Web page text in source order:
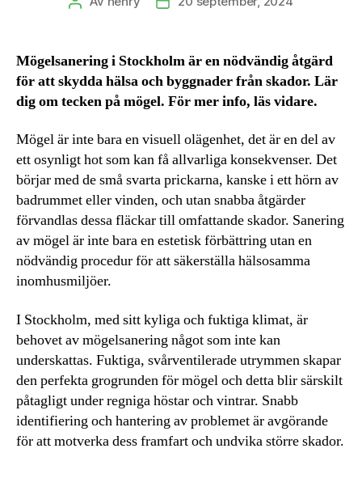
Mögelsanering i Stockholm är en nödvändig åtgärd
för att skydda hälsa och byggnader från skador. Lär
dig om tecken på mögel. För mer info, läs vidare.
Mögel är inte bara en visuell olägenhet, det är en del av
ett osynligt hot som kan få allvarliga konsekvenser. Det
börjar med de små svarta prickarna, kanske i ett hörn av
badrummet eller vinden, och utan snabba åtgärder
förvandlas dessa fläckar till omfattande skador. Sanering
av mögel är inte bara en estetisk förbättring utan en
nödvändig procedur för att säkerställa hälsosamma
inomhusmiljöer.
I Stockholm, med sitt kyliga och fuktiga klimat, är
behovet av mögelsanering något som inte kan
underskattas. Fuktiga, svårventilerade utrymmen skapar
den perfekta grogrunden för mögel och detta blir särskilt
påtagligt under regniga höstar och vintrar. Snabb
identifiering och hantering av problemet är avgörande
för att motverka dess framfart och undvika större skador.